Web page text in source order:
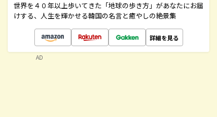
世界を４０年以上歩いてきた「地球の歩き方」があなたにお届
けする、人生を輝かせる韓国の名言と癒やしの絶景集
詳細を見る
AD